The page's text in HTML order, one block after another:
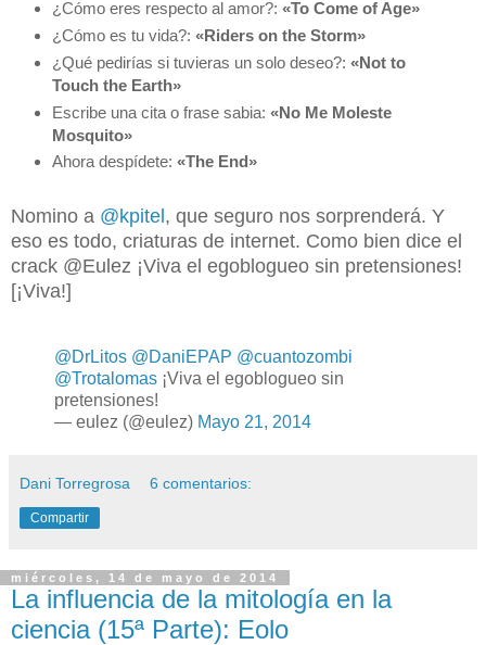
¿Cómo eres respecto al amor?: «To Come of Age»
¿Cómo es tu vida?: «Riders on the Storm»
¿Qué pedirías si tuvieras un solo deseo?: «Not to
Touch the Earth»
Escribe una cita o frase sabia: «No Me Moleste
Mosquito»
Ahora despídete: «The End»
Nomino a @kpitel, que seguro nos sorprenderá. Y
eso es todo, criaturas de internet. Como bien dice el
crack @Eulez ¡Viva el egoblogueo sin pretensiones!
[¡Viva!]
@DrLitos @DaniEPAP @cuantozombi
@Trotalomas ¡Viva el egoblogueo sin
pretensiones!
— eulez (@eulez) Mayo 21, 2014
Dani Torregrosa 6 comentarios:
Compartir
miércoles, 14 de mayo de 2014
La influencia de la mitología en la
ciencia (15ª Parte): Eolo